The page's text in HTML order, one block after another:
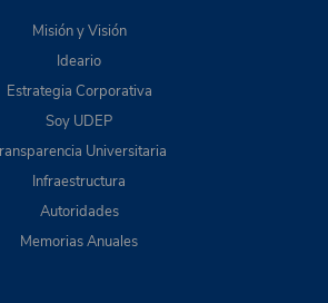
Misión y Visión
Ideario
Estrategia Corporativa
Soy UDEP
Universitaria
Infraestructura
Autoridades
Memorias Anuales